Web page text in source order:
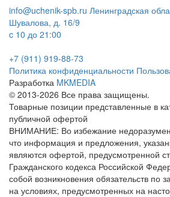
info@uchenik-spb.ru Ленинградская
Шувалова, д. 16/9
c 10 до 21:00
+7 (911) 919-88-73
Политика конфиденциальности
Разработка MKMEDIA
© 2013-2026 Все права защищены.
Товарные позиции представленные в
публичной офертой
ВНИМАНИЕ: Во избежание
что информация и предложения,
являются офертой, предусмотренной
Гражданского кодекса Российской
собой возникновения обязательств по
на условиях, предусмотренных на